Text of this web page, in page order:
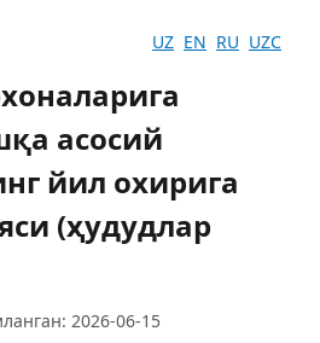
UZ EN RU UZC
асосий
йил охирига
(ҳудудлар
2026-06-15